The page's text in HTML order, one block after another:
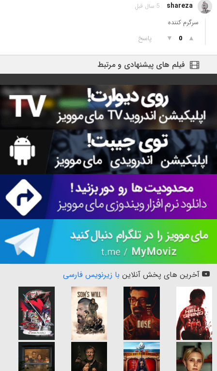
shareza 5 سال قبل
سرگرم کننده
▲
0
▼ پاسخ
فیلم های پیشنهادی و مرتبط
آخرین های پخش آنلاین با زیرنویس فارسی